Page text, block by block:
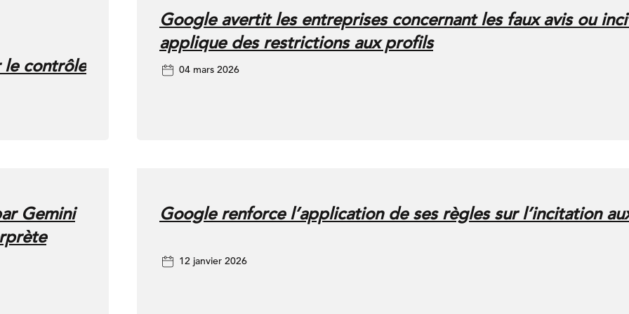
Cela dit,
de rapports
pour comprendre
voir une amélioration
placées pour
le contrôle
Google avertit les entreprises concernant les faux avis ou
applique des restrictions aux profils
04 mars 2026
Gemini
Google renforce l’application de ses règles sur l’incitation
12 janvier 2026